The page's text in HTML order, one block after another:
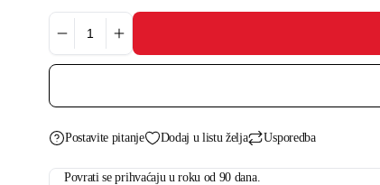
Lets
Bake
The
World
Postavite pitanje Dodaj u listu želja Usporedba
Povrati se prihvaćaju u roku od 90 dana.